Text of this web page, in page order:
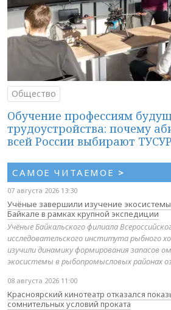
Общество
Обучение профессиям
трудоустройства: почему
всей России выбирают
САМОЕ ЧИТАЕМОЕ >
07 августа 2026 13:30
Учёные завершили изучение экосистемы
Байкале в рамках крупной экспедиции
Учёные Байкальского филиала
исследовательского института рыбного
изучили динамику формирования запасов
экосистемы в рыбопромысловых районах
08 августа 2026 11:00
Красноярский кинотеатр отказался
сомнительных условий проката